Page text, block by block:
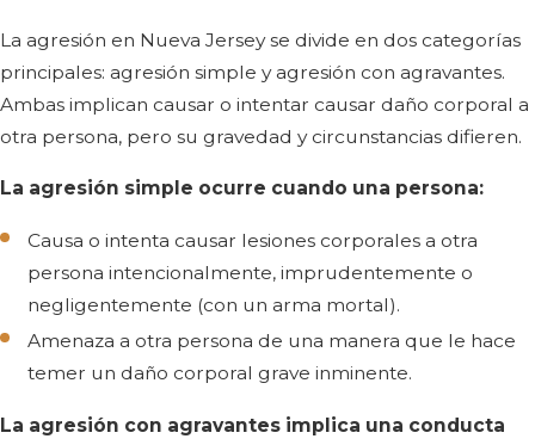
La agresión en Nueva Jersey se divide en dos categorías
principales: agresión simple y agresión con agravantes.
Ambas implican causar o intentar causar daño corporal a
otra persona, pero su gravedad y circunstancias difieren.
La agresión simple ocurre cuando una persona:
Causa o intenta causar lesiones corporales a otra
persona intencionalmente, imprudentemente o
negligentemente (con un arma mortal).
Amenaza a otra persona de una manera que le hace
temer un daño corporal grave inminente.
La agresión con agravantes implica una conducta